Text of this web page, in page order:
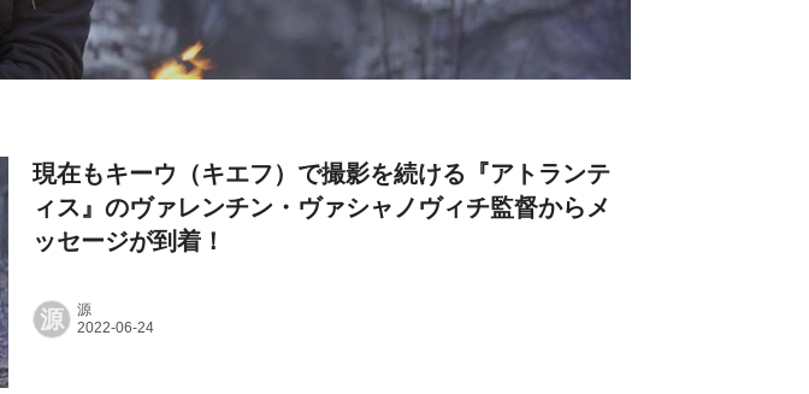
現在もキーウ（キエフ）で撮影を続ける『アトランテ
ィス』のヴァレンチン・ヴァシャノヴィチ監督からメ
ッセージが到着！
源 源